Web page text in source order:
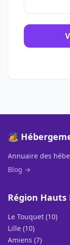
🏕️
Annuaire des
Blog →
Région Hauts
Le Touquet (10)
Lille (10)
Amiens (7)